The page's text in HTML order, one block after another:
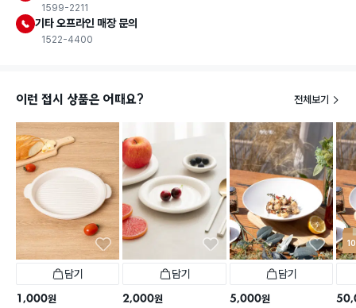
1599-2211
기타 오프라인 매장 문의
1522-4400
이런 접시 상품은 어때요? 전체보기
담기
1,000원
담기
2,000원
담기
5,000원